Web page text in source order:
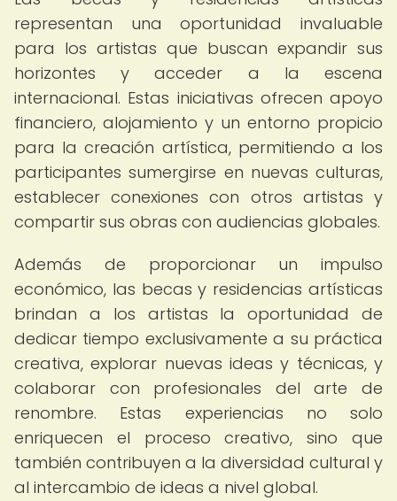
representan una oportunidad invaluable
para los artistas que buscan expandir sus
horizontes y acceder a la escena
internacional. Estas iniciativas ofrecen apoyo
financiero, alojamiento y un entorno propicio
para la creación artística, permitiendo a los
participantes sumergirse en nuevas culturas,
establecer conexiones con otros artistas y
compartir sus obras con audiencias globales.
Además de proporcionar un impulso
económico, las becas y residencias artísticas
brindan a los artistas la oportunidad de
dedicar tiempo exclusivamente a su práctica
creativa, explorar nuevas ideas y técnicas, y
colaborar con profesionales del arte de
renombre. Estas experiencias no solo
enriquecen el proceso creativo, sino que
también contribuyen a la diversidad cultural y
al intercambio de ideas a nivel global.